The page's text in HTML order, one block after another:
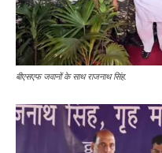
बीएसएफ जवानों के साथ राजनाथ सिंह.